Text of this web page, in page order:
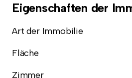
Eigenschaften der
Art der Immobilie
Fläche
Zimmer